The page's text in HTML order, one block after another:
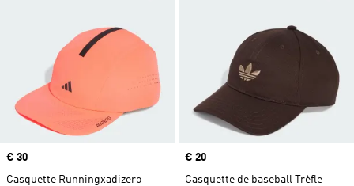
Prix
€ 30
Casquette Runningxadizero
Prix
€ 20
Casquette de baseball Trèfle